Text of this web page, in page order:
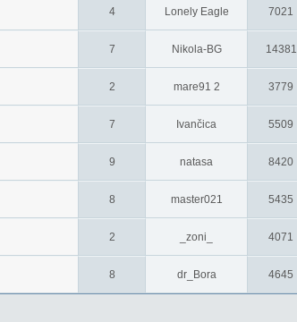
4 Lonely Eagle 7021
7 Nikola-BG 14381
2 mare91 2 3779
7 Ivančica 5509
9 natasa 8420
8 master021 5435
2 _zoni_ 4071
8 dr_Bora 4645